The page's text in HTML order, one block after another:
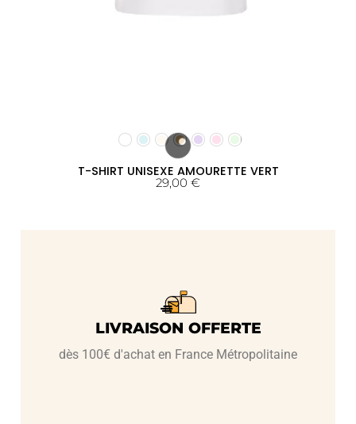
T-SHIRT UNISEXE AMOURETTE VERT
29,00 €
LIVRAISON OFFERTE
dès 100€ d'achat en France Métropolitaine